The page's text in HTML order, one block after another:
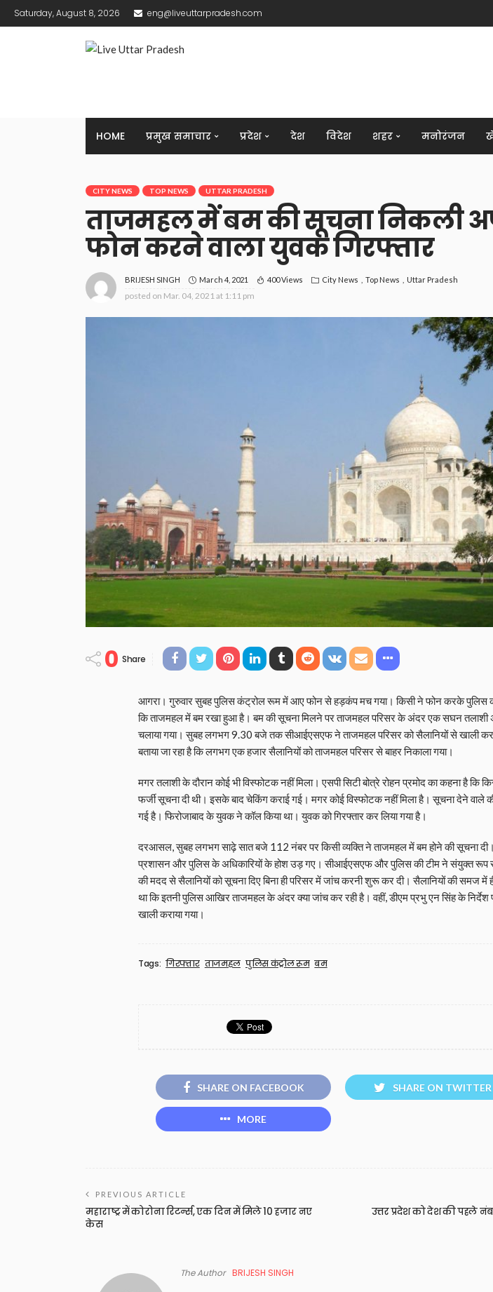
Saturday, August 8, 2026 eng@liveuttarpradesh.com
HOME प्रमुख समाचार प्रदेश देश विदेश शहर मनोरंजन
CITY NEWS TOP NEWS UTTAR PRADESH
ताजमहल में बम की सूचना निकली
फोन करने वाला युवक गिरफ्तार
BRIJESH SINGH March 4, 2021 400 Views City News Top News Uttar Pradesh
posted on Mar. 04, 2021 at 1:11 pm
0 Share
आगरा। गुरुवार सुबह पुलिस कंट्रोल रूम में आए फोन से हड़कंप मच गया। किसी ने फोन करके पुलिस
कि ताजमहल में बम रखा हुआ है। बम की सूचना मिलने पर ताजमहल परिसर के अंदर एक सघन तलाशी
चलाया गया। सुबह लगभग 9.30 बजे तक सीआईएसएफ ने ताजमहल परिसर को सैलानियों से खाली
बताया जा रहा है कि लगभग एक हजार सैलानियों को ताजमहल परिसर से बाहर निकाला गया।
मगर तलाशी के दौरान कोई भी विस्फोटक नहीं मिला। एसपी सिटी बोत्रे रोहन प्रमोद का कहना है कि
फर्जी सूचना दी थी। इसके बाद चेकिंग कराई गई। मगर कोई विस्फोटक नहीं मिला है। सूचना देने वाले
गई है। फिरोजाबाद के युवक ने कॉल किया था। युवक को गिरफ्तार कर लिया गया है।
दरआसल, सुबह लगभग साढ़े सात बजे 112 नंबर पर किसी व्यक्ति ने ताजमहल में बम होने की सूचना
प्रशासन और पुलिस के अधिकारियों के होश उड़ गए। सीआईएसएफ और पुलिस की टीम ने संयुक्त रूप
की मदद से सैलानियों को सूचना दिए बिना ही परिसर में जांच करनी शुरू कर दी। सैलानियों की समज में
था कि इतनी पुलिस आखिर ताजमहल के अंदर क्या जांच कर रही है। वहीं, डीएम प्रभु एन सिंह के
खाली कराया गया।
Tags: गिरफ्तार ताजमहल पुलिस कंट्रोल रूम बम
SHARE ON FACEBOOK SHARE ON TWITTER
MORE
PREVIOUS ARTICLE
महाराष्ट्र में कोरोना रिटर्न्स, एक दिन में मिले 10 हजार नए
केस
उत्तर प्रदेश को देश की पहले
The Author BRIJESH SINGH